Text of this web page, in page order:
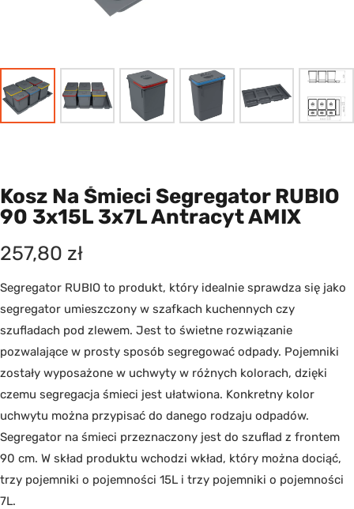
Kosz Na Śmieci Segregator RUBIO
90 3x15L 3x7L Antracyt AMIX
257,80 zł
Segregator RUBIO to produkt, który idealnie sprawdza się jako
segregator umieszczony w szafkach kuchennych czy
szufladach pod zlewem. Jest to świetne rozwiązanie
pozwalające w prosty sposób segregować odpady. Pojemniki
zostały wyposażone w uchwyty w różnych kolorach, dzięki
czemu segregacja śmieci jest ułatwiona. Konkretny kolor
uchwytu można przypisać do danego rodzaju odpadów.
Segregator na śmieci przeznaczony jest do szuflad z frontem
90 cm. W skład produktu wchodzi wkład, który można dociąć,
trzy pojemniki o pojemności 15L i trzy pojemniki o pojemności
7L.